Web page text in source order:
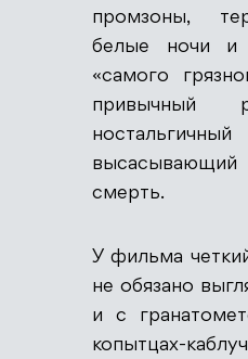
промзоны,
белые ночи и
«самого
привычный
смерть.
У фильма
не обязано
и с
копытцах-